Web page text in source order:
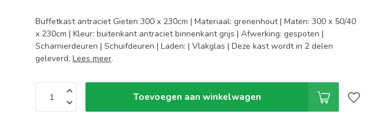
Buffetkast antraciet Gieten 300 x 230cm | Materiaal: grenenhout | Maten: 300 x 50/40
x 230cm | Kleur: buitenkant antraciet binnenkant grijs | Afwerking: gespoten |
Scharnierdeuren | Schuifdeuren | Laden: | Vlakglas | Deze kast wordt in 2 delen
geleverd,Lees meer.
Toevoegen aan winkelwagen